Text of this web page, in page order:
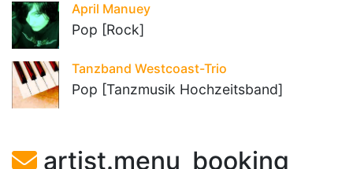
April Manuey
Pop [Rock]
Tanzband Westcoast-Trio
Pop [Tanzmusik Hochzeitsband]
artist.menu_booking